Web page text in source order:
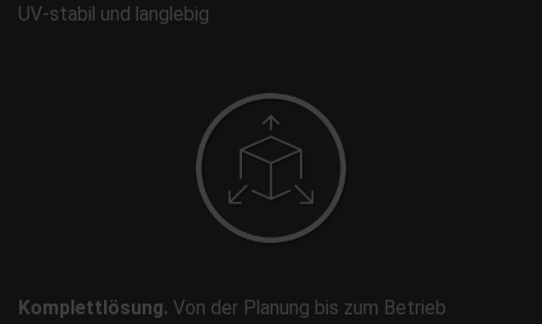
UV-stabil und langlebig
Komplettlösung. Von der Planung bis zum Betrieb